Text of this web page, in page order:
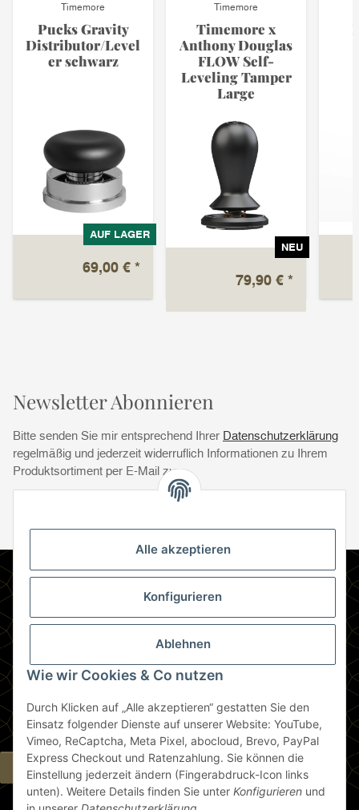
Alle akzeptieren
Konfigurieren
Ablehnen
Wie wir Cookies & Co nutzen
Durch Klicken auf „Alle akzeptieren“ gestatten Sie den
Einsatz folgender Dienste auf unserer Website: YouTube,
Vimeo, ReCaptcha, Meta Pixel, abocloud, Brevo, PayPal
Express Checkout und Ratenzahlung. Sie können die
Einstellung jederzeit ändern (Fingerabdruck-Icon links
unten). Weitere Details finden Sie unter Konfigurieren und
Timemore
Pucks Gravity
Distributor/Level
er schwarz
AUF LAGER
69,00 € *
Timemore
Timemore x
Anthony Douglas
FLOW Self-
Leveling Tamper
Large
NEU
79,90 € *
Newsletter Abonnieren
Bitte senden Sie mir entsprechend Ihrer Datenschutzerklärung
regelmäßig und jederzeit widerruflich Informationen zu Ihrem
Produktsortiment per E-Mail zu.
Newsletter Abonnieren
Gesetzliche Informationen
Zahlungsmethoden
Berlin
Widerrufsbutton